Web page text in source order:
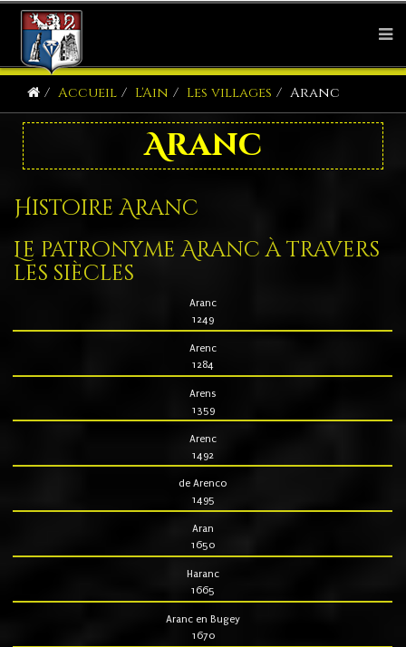
Accueil L'Ain Les villages Aranc
Aranc
Histoire Aranc
Le patronyme Aranc à travers
les siècles
Aranc
1249
Arenc
1284
Arens
1359
Arenc
1492
de Arenco
1495
Aran
1650
Haranc
1665
Aranc en Bugey
1670